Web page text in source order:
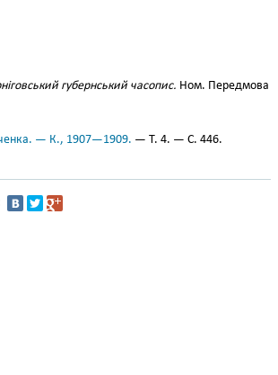
губернський часопис. Ном. Передмова
— К., 1907—1909. — Т. 4. — С. 446.